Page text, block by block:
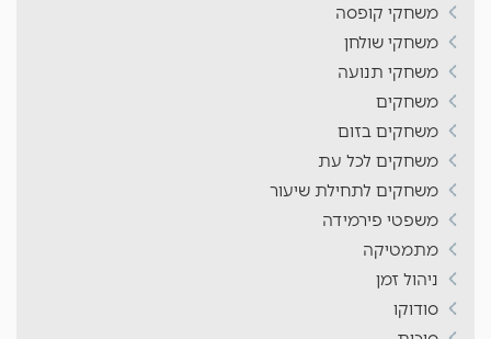
משחקי קופסה
משחקי שולחן
משחקי תנועה
משחקים
משחקים בזום
משחקים לכל עת
משחקים לתחילת שיעור
משפטי פירמידה
מתמטיקה
ניהול זמן
סודוקו